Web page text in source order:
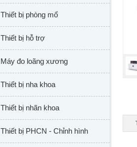
Thiết bị phòng mổ
Thiết bị hỗ trợ
Máy đo loãng xương
Thiết bị nha khoa
Thiết bị nhãn khoa
Thiết bị PHCN - Chỉnh hình